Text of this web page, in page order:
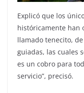
Explicó que los
históricamente han
llamado tenecito,
guiadas, las cuales
es un cobro para
servicio”, precisó.